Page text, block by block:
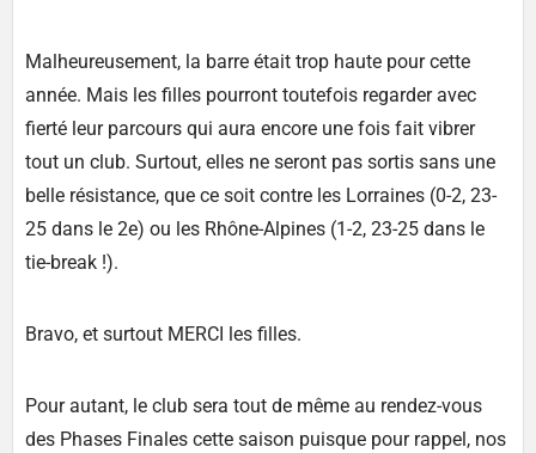
Malheureusement, la barre était trop haute pour cette
année. Mais les filles pourront toutefois regarder avec
fierté leur parcours qui aura encore une fois fait vibrer
tout un club. Surtout, elles ne seront pas sortis sans une
belle résistance, que ce soit contre les Lorraines (0-2, 23-
25 dans le 2e) ou les Rhône-Alpines (1-2, 23-25 dans le
tie-break !).
Bravo, et surtout MERCI les filles.
Pour autant, le club sera tout de même au rendez-vous
des Phases Finales cette saison puisque pour rappel, nos